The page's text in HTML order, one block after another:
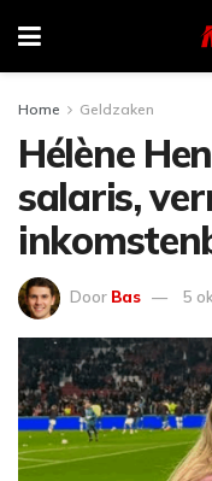
Home Geldzaken
Hélène
salaris,
Door Bas 5